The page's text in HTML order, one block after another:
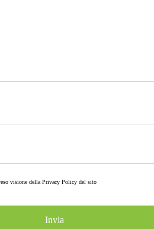
visione dellaPrivacy Policy del sito